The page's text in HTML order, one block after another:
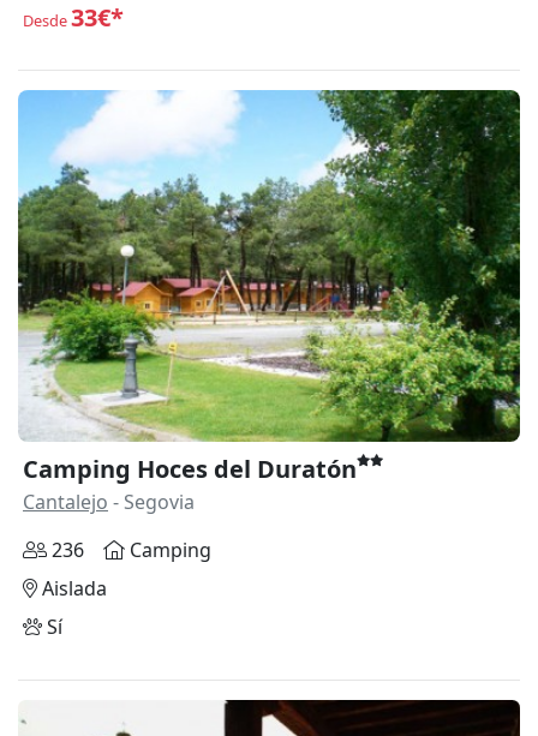
Desde33€*
Camping Hoces del Duratón
Cantalejo - Segovia
236
Camping
Aislada
Sí